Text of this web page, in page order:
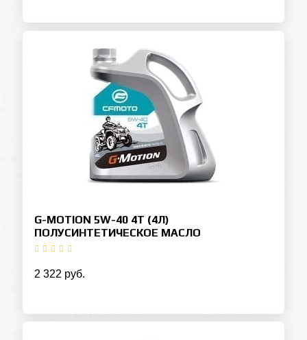
G-MOTION 5W-40 4T (4Л)
ПОЛУСИНТЕТИЧЕСКОЕ МАСЛО
2 322 руб.